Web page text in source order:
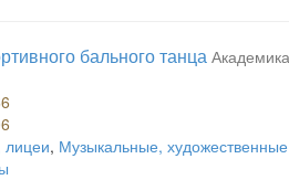
бального танца
лицеи, Музыкальные,